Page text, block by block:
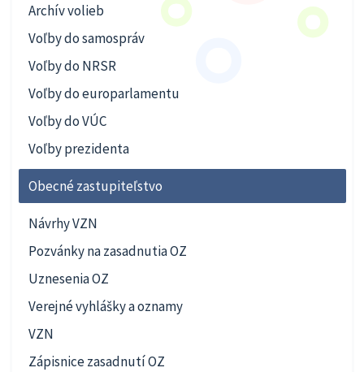
Archív volieb
Voľby do samospráv
Voľby do NRSR
Voľby do europarlamentu
Voľby do VÚC
Voľby prezidenta
Obecné zastupiteľstvo
Návrhy VZN
Pozvánky na zasadnutia OZ
Uznesenia OZ
Verejné vyhlášky a oznamy
VZN
Zápisnice zasadnutí OZ